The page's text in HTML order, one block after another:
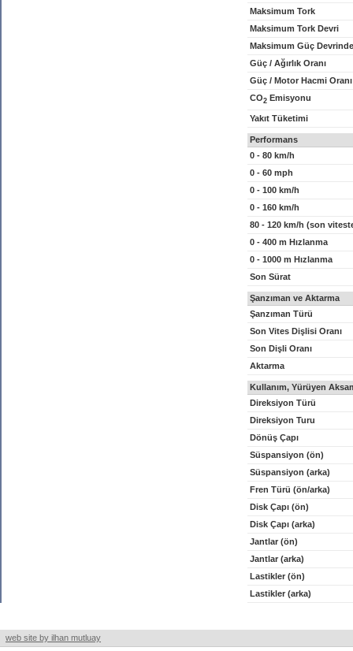
Maksimum Tork
Maksimum Tork Devri
Maksimum Güç
Güç / Ağırlık Oranı
Güç / Motor Hacmi Oranı
CO2 Emisyonu
Yakıt Tüketimi
Performans
0 - 80 km/h
0 - 60 mph
0 - 100 km/h
0 - 160 km/h
80 - 120 km/h (son
0 - 400 m Hızlanma
0 - 1000 m Hızlanma
Son Sürat
Şanzıman ve Aktarma
Şanzıman Türü
Son Vites Dişlisi Oranı
Son Dişli Oranı
Aktarma
Kullanım, Yürüyen
Direksiyon Türü
Direksiyon Turu
Dönüş Çapı
Süspansiyon (ön)
Süspansiyon (arka)
Fren Türü (ön/arka)
Disk Çapı (ön)
Disk Çapı (arka)
Jantlar (ön)
Jantlar (arka)
Lastikler (ön)
Lastikler (arka)
web site by ilhan mutluay